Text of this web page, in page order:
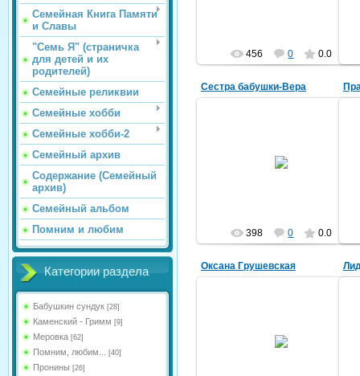
Семейная Книга Памяти
и Славы
"Семь Я" (страничка
для детей и их
родителей)
Семейные реликвии
Семейные хобби
Семейные хобби-2
Семейный архив
Содержание (Семейный
архив)
Семейный альбом
Помним и любим
Категории раздела
Бабушкин сундук [28]
Каменский - Гримм [9]
Меровка [62]
Помним, любим... [40]
Пронины [26]
456 0 0.0
Сестра бабушки-Вера
398 0 0.0
Оксана Грушевская